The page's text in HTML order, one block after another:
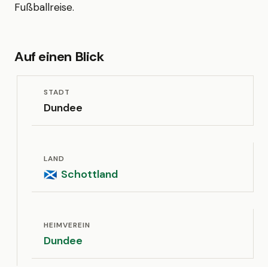
Fußballreise.
Auf einen Blick
STADT
Dundee
LAND
🏴󠁧󠁢󠁳󠁣󠁴󠁿 Schottland
HEIMVEREIN
Dundee